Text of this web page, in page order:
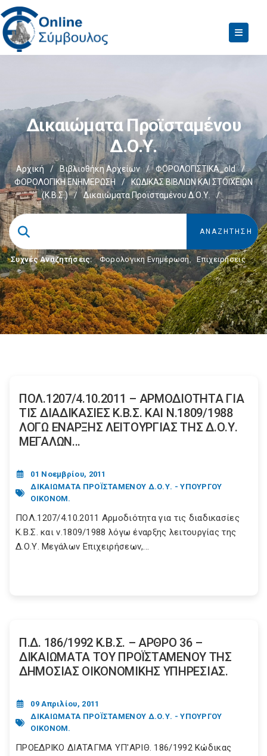
Δικαιώματα Προϊσταμένου
Δ.Ο.Υ.
Αρχική / Βιβλιοθήκη Αρχείων / ΦΟΡΟΛΟΓΙΣΤΙΚΑ_old
/
ΦΟΡΟΛΟΓΙΚΗ ΕΝΗΜΕΡΩΣΗ
/
ΚΩΔΙΚΑΣ ΒΙΒΛΙΩΝ ΚΑΙ ΣΤΟΙΧΕΙΩΝ
(Κ.Β.Σ.)
/ Δικαιώματα Προϊσταμένου Δ.Ο.Υ. /
Συχνές Αναζητήσεις: Φορολογικη Ενημέρωση, Επιχειρήσεις
ΠΟΛ.1207/4.10.2011 – ΑΡΜΟΔΙΟΤΗΤΑ ΓΙΑ
ΤΙΣ ΔΙΑΔΙΚΑΣΙΕΣ Κ.Β.Σ. ΚΑΙ Ν.1809/1988
ΛΟΓΩ ΕΝΑΡΞΗΣ ΛΕΙΤΟΥΡΓΙΑΣ ΤΗΣ Δ.Ο.Υ.
ΜΕΓΑΛΩΝ...
01 Νοεμβρίου, 2011
ΔΙΚΑΙΩΜΑΤΑ ΠΡΟΪΣΤΑΜΕΝΟΥ Δ.Ο.Υ. - ΥΠΟΥΡΓΟΥ
ΟΙΚΟΝΟΜ.
ΠΟΛ.1207/4.10.2011 Αρμοδιότητα για τις διαδικασίες
Κ.Β.Σ. και ν.1809/1988 λόγω έναρξης λειτουργίας της
Δ.Ο.Υ. Μεγάλων Επιχειρήσεων,...
Π.Δ. 186/1992 Κ.Β.Σ. – ΑΡΘΡΟ 36 –
ΔΙΚΑΙΩΜΑΤΑ ΤΟΥ ΠΡΟΪΣΤΑΜΕΝΟΥ ΤΗΣ
ΔΗΜΟΣΙΑΣ ΟΙΚΟΝΟΜΙΚΗΣ ΥΠΗΡΕΣΙΑΣ.
09 Απριλίου, 2011
ΔΙΚΑΙΩΜΑΤΑ ΠΡΟΪΣΤΑΜΕΝΟΥ Δ.Ο.Υ. - ΥΠΟΥΡΓΟΥ
ΟΙΚΟΝΟΜ.
ΠΡΟΕΔΡΙΚΟ ΔΙΑΤΑΓΜΑ ΥΠ'ΑΡΙΘ. 186/1992 Κώδικας